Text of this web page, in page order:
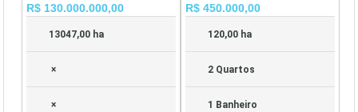
R$ 130.000.000,00
13047,00 ha
×
×
R$ 450.000,00
120,00 ha
2 Quartos
1 Banheiro